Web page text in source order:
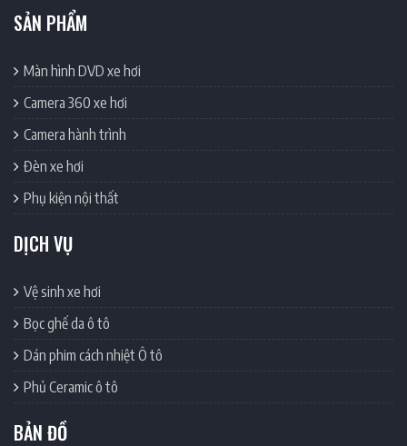
SẢN PHẨM
Màn hình DVD xe hơi
Camera 360 xe hơi
Camera hành trình
Đèn xe hơi
Phụ kiện nội thất
DỊCH VỤ
Vệ sinh xe hơi
Bọc ghế da ô tô
Dán phim cách nhiệt Ô tô
Phủ Ceramic ô tô
BẢN ĐỒ